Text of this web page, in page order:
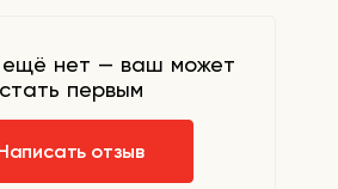
ещё нет — ваш может
стать первым
отзыв